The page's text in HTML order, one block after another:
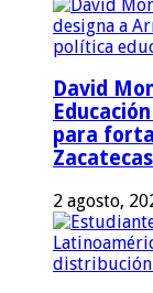
David
para
Zacatecas
2 agosto,